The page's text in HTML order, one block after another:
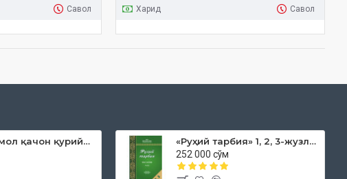
Савол Харид Савол
«Дока рўмол қачон қурийди»
«Руҳий тарбия» 1, 2, 3-жузлар
252 000 сўм